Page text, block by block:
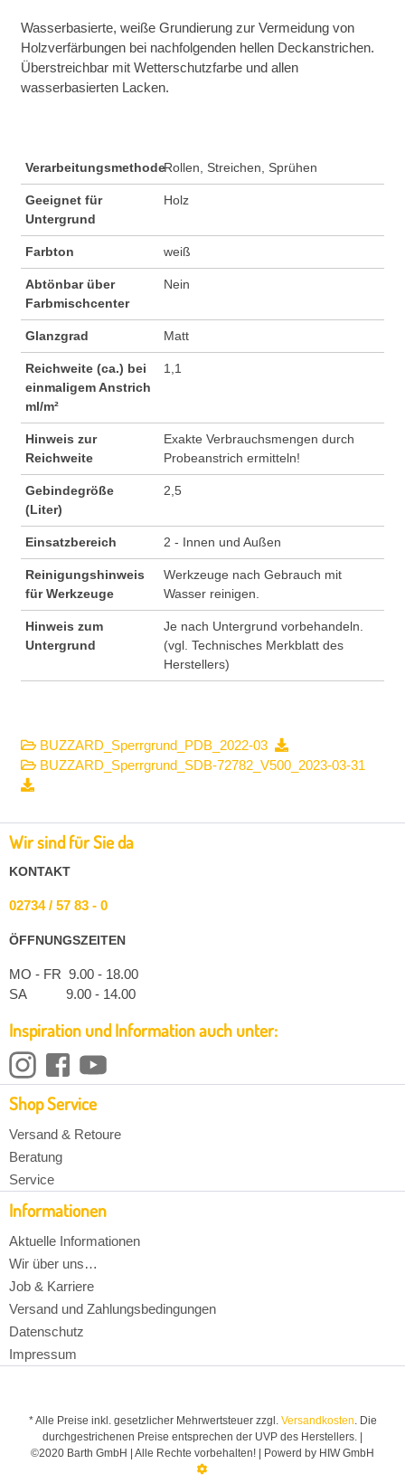
Wasserbasierte, weiße Grundierung zur Vermeidung von
Holzverfärbungen bei nachfolgenden hellen Deckanstrichen.
Überstreichbar mit Wetterschutzfarbe und allen
wasserbasierten Lacken.
VerarbeitungsmethodeRollen, Streichen, Sprühen
Geeignet für
Untergrund
Holz
Farbton weiß
Abtönbar über
Farbmischcenter
Nein
Glanzgrad Matt
Reichweite (ca.) bei
einmaligem Anstrich
ml/m²
1,1
Hinweis zur
Reichweite
Exakte Verbrauchsmengen durch
Probeanstrich ermitteln!
Gebindegröße
(Liter)
2,5
Einsatzbereich 2 - Innen und Außen
Reinigungshinweis
für Werkzeuge
Werkzeuge nach Gebrauch mit
Wasser reinigen.
Hinweis zum
Untergrund
Je nach Untergrund vorbehandeln.
(vgl. Technisches Merkblatt des
Herstellers)
BUZZARD_Sperrgrund_PDB_2022-03
BUZZARD_Sperrgrund_SDB-72782_V500_2023-03-31
Wir sind für Sie da
KONTAKT
02734 / 57 83 - 0
ÖFFNUNGSZEITEN
MO - FR 9.00 - 18.00
SA 9.00 - 14.00
Inspiration und Information auch unter:
Shop Service
Versand & Retoure
Beratung
Service
Informationen
Aktuelle Informationen
Wir über uns…
Job & Karriere
Versand und Zahlungsbedingungen
Datenschutz
Impressum
* Alle Preise inkl. gesetzlicher Mehrwertsteuer zzgl. Versandkosten. Die
durchgestrichenen Preise entsprechen der UVP des Herstellers. |
©2020 Barth GmbH | Alle Rechte vorbehalten! | Powerd by HIW GmbH